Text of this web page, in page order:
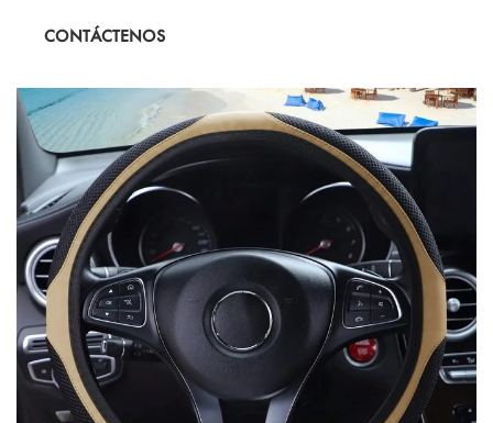
estético de su automóvil. Con un enchufe USB para una fácil
CONTÁCTENOS